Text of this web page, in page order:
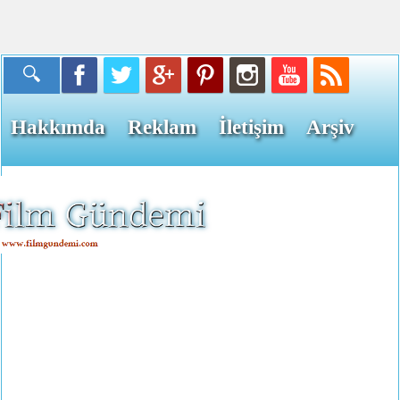
Hakkımda Reklam İletişim Arşiv